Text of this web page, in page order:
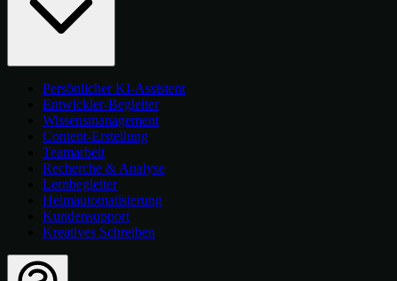
Persönlicher KI-Assistent
Entwickler-Begleiter
Wissensmanagement
Content-Erstellung
Teamarbeit
Recherche & Analyse
Lernbegleiter
Heimautomatisierung
Kundensupport
Kreatives Schreiben